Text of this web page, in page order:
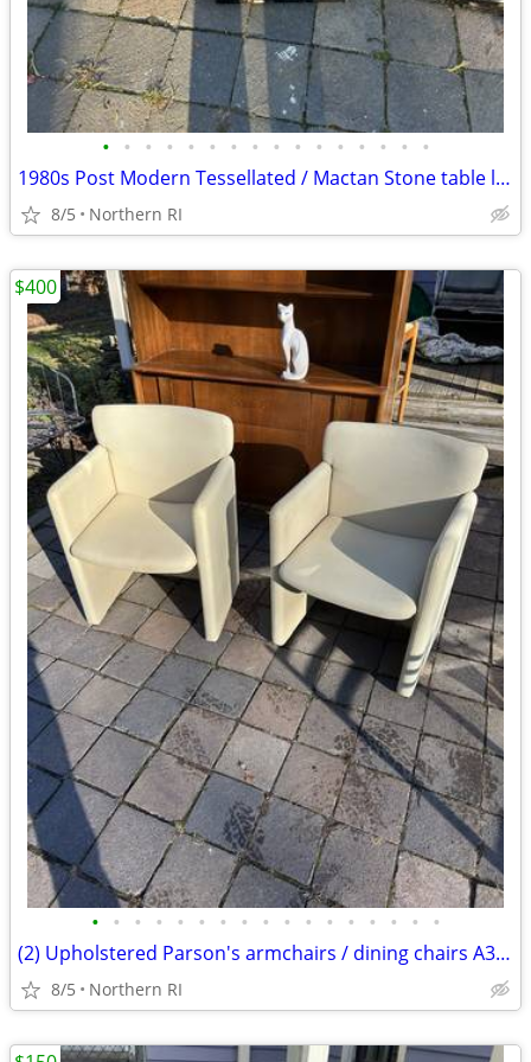
• • • • • • • • • • • • • • • •
1980s Post Modern Tessellated / Mactan Stone table lamp A436
8/5 Northern RI
• • • • • • • • • • • • • • • • •
(2) Upholstered Parson's armchairs / dining chairs A351
8/5 Northern RI
$400